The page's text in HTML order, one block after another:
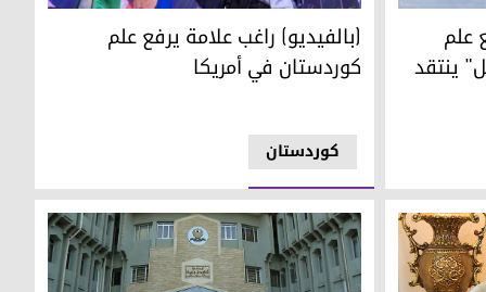
علم
ينتقد
(بالفيديو) راغب علامة يرفع علم كوردستان في
کوردستان
(بالفيديو) راغب علامة يرفع علم
كوردستان في أمريكا